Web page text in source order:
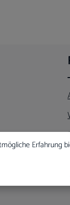
Erfahrung